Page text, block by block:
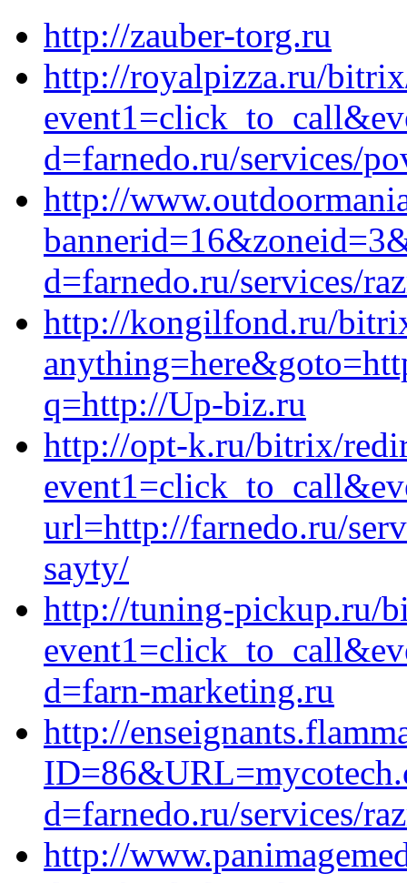
http://zauber-torg.ru
http://royalpizza.ru/
d=farnedo.ru/services/
http://
d=farnedo.ru/services/
http://kongilfond.ru/
q=http://Up-biz.ru
http://opt-k.ru/bitrix/
url=http://farnedo.ru/
sayty/
http://tuning-pickup.ru/
d=farn-marketing.ru
http://
d=farnedo.ru/services/
http://